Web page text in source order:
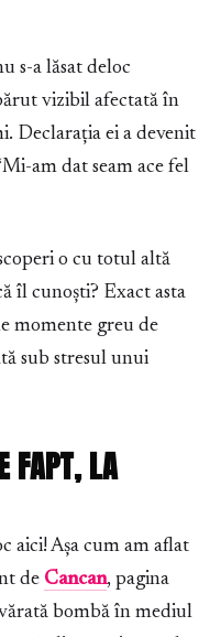
s-a lăsat deloc
vizibil afectată în
Declarația ei a devenit
am dat seam ace fel
o cu totul altă
îl cunoști? Exact asta
momente greu de
sub stresul unui
FAPT, LA
aici! Așa cum am aflat
de Cancan, pagina
bombă în mediul